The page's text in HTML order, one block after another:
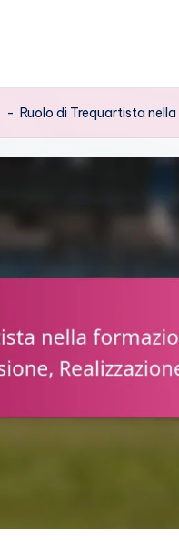
- Ruolo di Trequartista